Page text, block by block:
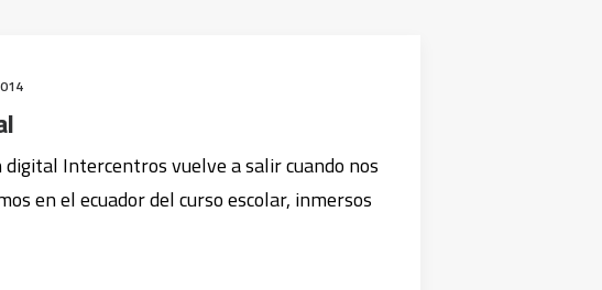
Intercentros vuelve a salir cuando nos
en el ecuador del curso escolar, inmersos